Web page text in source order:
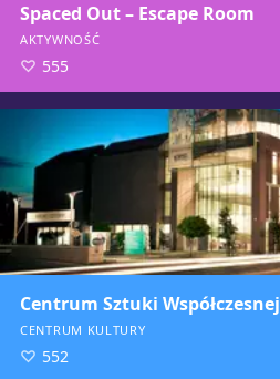
Spaced Out – Escape Room
AKTYWNOŚĆ
555
Centrum Sztuki Współczesnej
CENTRUM KULTURY
552